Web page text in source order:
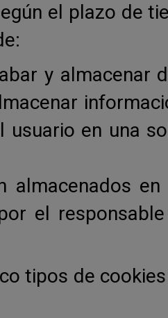
el plazo de
y almacenar
en una
almacenados
el
tipos de